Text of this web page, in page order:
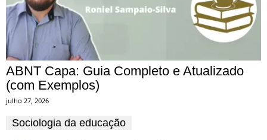
ABNT Capa: Guia Completo e Atualizado
(com Exemplos)
julho 27, 2026
Sociologia da educação